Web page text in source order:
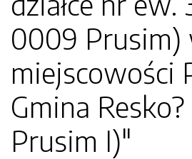
0009 Prusim)
miejscowości
Gmina
Prusim I)"